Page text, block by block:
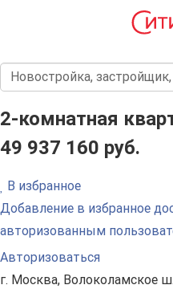
2-комнатная
49 937 160 руб.
В избранное
Добавление в избранное
авторизованным
Авторизоваться
г. Москва, Волоколамское